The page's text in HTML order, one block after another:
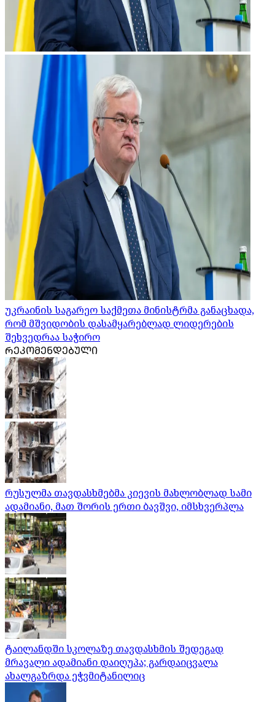
უკრაინის საგარეო საქმეთა მინისტრმა განაცხადა,
რომ მშვიდობის დასამყარებლად ლიდერების
შეხვედრაა საჭირო
ᲠᲔᲙᲝᲛᲔᲜᲓᲔᲑᲣᲚᲘ
რუსულმა თავდასხმებმა კიევის მახლობლად სამი
ადამიანი, მათ შორის ერთი ბავშვი, იმსხვერპლა
ტაილანდში სკოლაზე თავდასხმის შედეგად
მრავალი ადამიანი დაიღუპა; გარდაიცვალა
ახალგაზრდა ეჭვმიტანილიც